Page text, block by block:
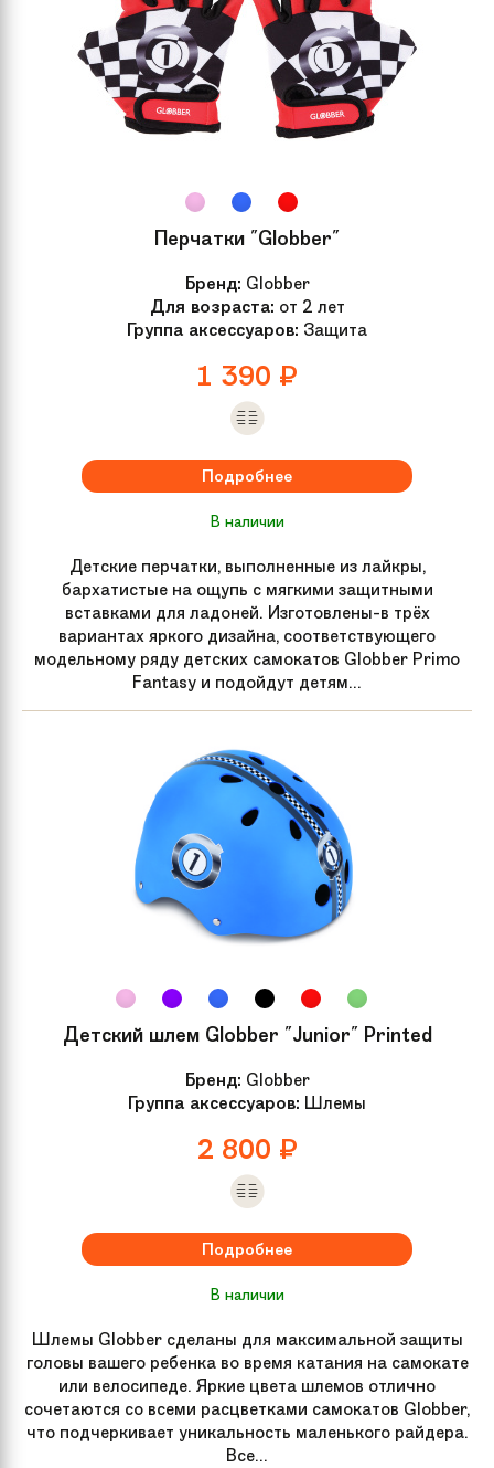
Перчатки "Globber"
Бренд: Globber
Для возраста: от 2 лет
Группа аксессуаров: Защита
1 390 ₽
Подробнее
В наличии
Детские перчатки, выполненные из лайкры,
бархатистые на ощупь с мягкими защитными
вставками для ладоней. Изготовлены-в трёх
вариантах яркого дизайна, соответствующего
модельному ряду детских самокатов Globber Primo
Fantasy и подойдут детям...
Детский шлем Globber "Junior" Printed
Бренд: Globber
Группа аксессуаров: Шлемы
2 800 ₽
Подробнее
В наличии
Шлемы Globber сделаны для максимальной защиты
головы вашего ребенка во время катания на самокате
или велосипеде. Яркие цвета шлемов отлично
сочетаются со всеми расцветками самокатов Globber,
что подчеркивает уникальность маленького райдера.
Все...